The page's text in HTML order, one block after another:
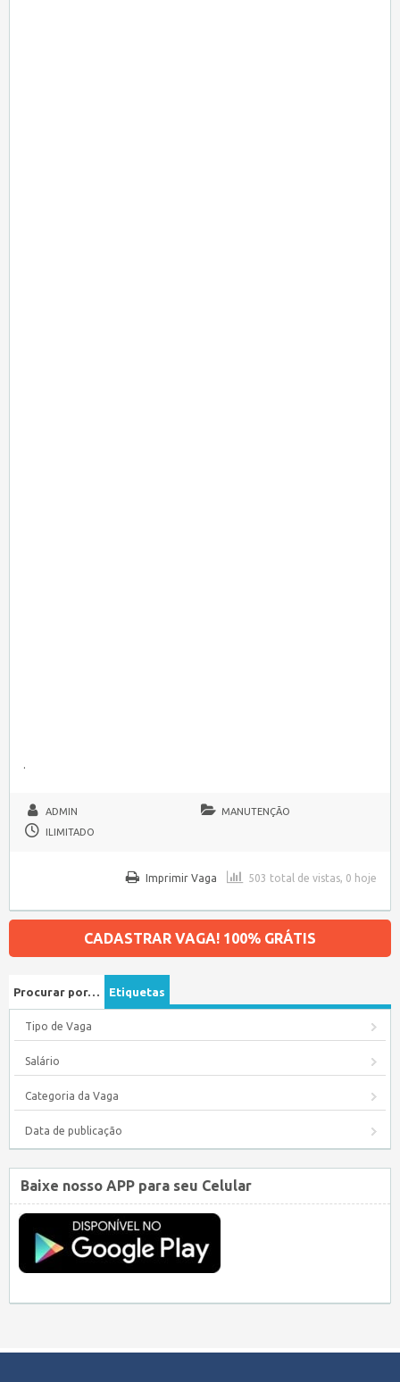
.
ADMIN
MANUTENÇÃO
ILIMITADO
503 total de vistas, 0 hoje
Imprimir Vaga
CADASTRAR VAGA! 100% GRÁTIS
Procurar por… Etiquetas
Tipo de Vaga
Salário
Categoria da Vaga
Data de publicação
Baixe nosso APP para seu Celular